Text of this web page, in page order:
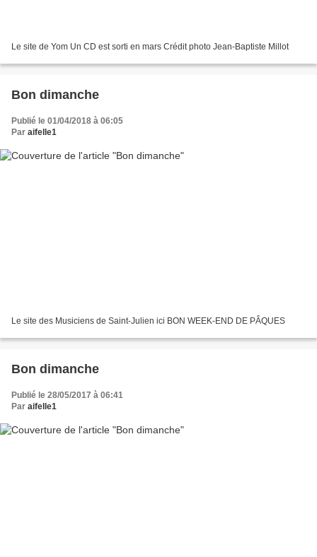
Le site de Yom Un CD est sorti en mars Crédit photo Jean-Baptiste Millot
Bon dimanche
Publié le 01/04/2018 à 06:05
Par aifelle1
Le site des Musiciens de Saint-Julien ici BON WEEK-END DE PÂQUES
Bon dimanche
Publié le 28/05/2017 à 06:41
Par aifelle1